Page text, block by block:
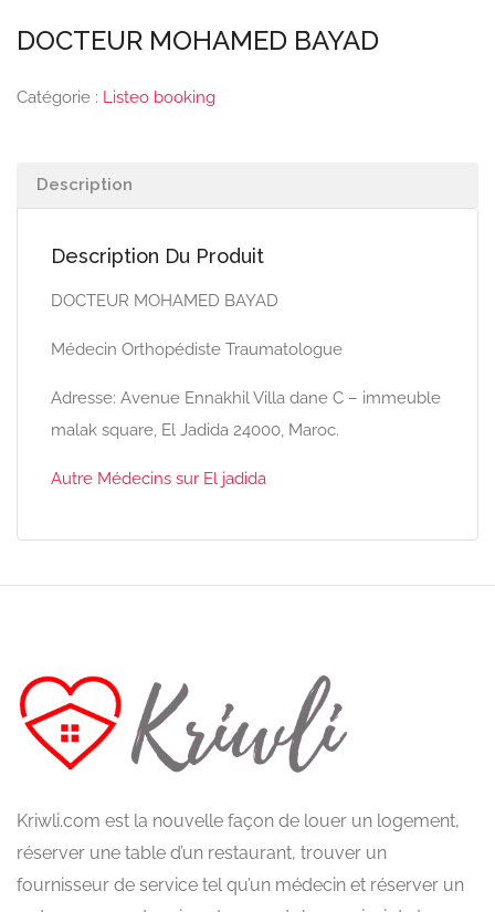
DOCTEUR MOHAMED BAYAD
Catégorie : Listeo booking
Description
Description Du Produit
DOCTEUR MOHAMED BAYAD
Médecin Orthopédiste Traumatologue
Adresse: Avenue Ennakhil Villa dane C – immeuble
malak square, El Jadida 24000, Maroc.
Autre Médecins sur El jadida
Kriwli.com est la nouvelle façon de louer un logement,
réserver une table d’un restaurant, trouver un
fournisseur de service tel qu’un médecin et réserver un